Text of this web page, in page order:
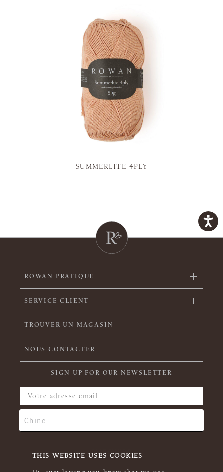
THIS WEBSITE USES COOKIES
SUMMERLITE 4PLY
ROWAN PRATIQUE
SERVICE CLIENT
TROUVER UN MAGASIN
NOUS CONTACTER
SIGN UP FOR OUR NEWSLETTER